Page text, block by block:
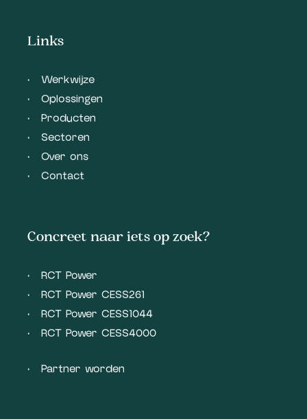
Links
Werkwijze
Oplossingen
Producten
Sectoren
Over ons
Contact
Concreet naar iets op zoek?
RCT Power
RCT Power CESS261
RCT Power CESS1044
RCT Power CESS4000
Partner worden